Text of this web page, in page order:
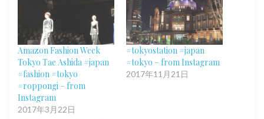
Amazon Fashion Week
Tokyo Tae Ashida #japan
#fashion #tokyo
#roppongi – from
Instagram
2017年3月22日
#tokyostation #japan
#tokyo – from Instagram
2017年11月21日